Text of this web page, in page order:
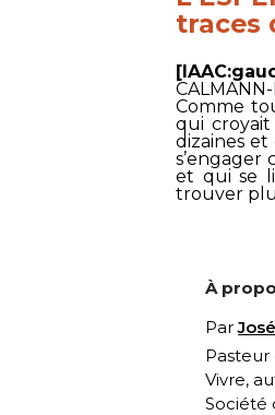
traces
Comme
qui
dizaines
s’engager
et qui se
trouver
À
Par
Pasteur
Vivre,
Société